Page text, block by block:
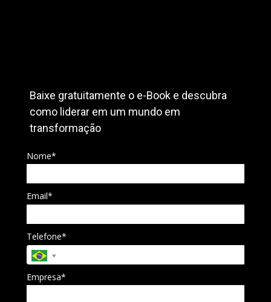
Baixe gratuitamente o e-Book e descubra
como liderar em um mundo em
transformação
Nome*
Email*
Telefone*
Empresa*